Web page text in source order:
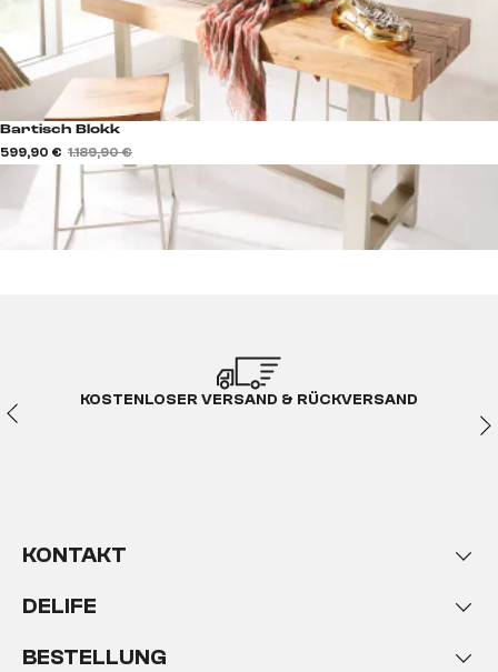
Bartisch Blokk
599,90 € 1.189,90 €
KOSTENLOSER VERSAND & RÜCKVERSAND
KONTAKT
DELIFE
BESTELLUNG